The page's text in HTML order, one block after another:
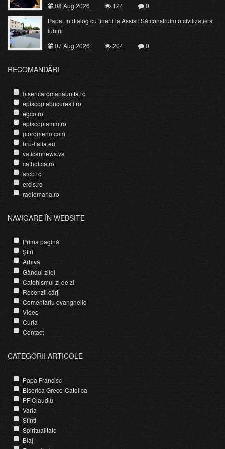
08 Aug 2026 124
0
Papa, în dialog cu tinerii la Assisi: Să construim o civilizație a
iubirii
07 Aug 2026
204 0
RECOMANDĂRI
bisericaromanaunita.ro
episcopiabucuresti.ro
egco.ro
episcopiamm.ro
pioromeno.com
bru-italia.eu
vaticannews.va
catholica.ro
arcb.ro
ercis.ro
radiomaria.ro
NAVIGARE ÎN WEBSITE
Prima pagină
Știri
Arhivă
Gândul zilei
Catehismul zi de zi
Recenzii cărți
Comentariu evanghelic
Video
Curia
Contact
CATEGORII ARTICOLE
Papa Francisc
Biserica Greco-Catolica
PF Claudiu
Varia
Sfinti
Spiritualitate
Blaj